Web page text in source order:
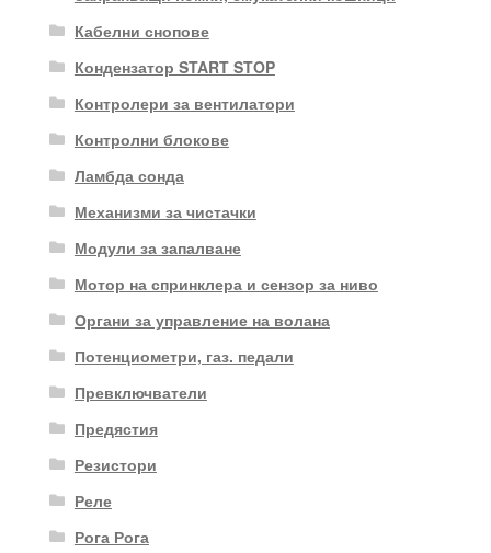
Кабелни снопове
Кондензатор START STOP
Контролери за вентилатори
Контролни блокове
Ламбда сонда
Механизми за чистачки
Модули за запалване
Мотор на спринклера и сензор за ниво
Органи за управление на волана
Потенциометри, газ. педали
Превключватели
Предястия
Резистори
Реле
Рога Рога